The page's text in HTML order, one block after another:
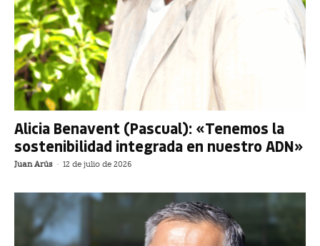
Alicia Benavent (Pascual): «Tenemos la
sostenibilidad integrada en nuestro ADN»
Juan Arús - 12 de julio de 2026